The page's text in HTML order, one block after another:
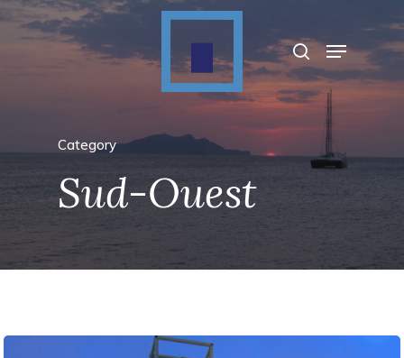
Appuyez sur Entrée pour rechercher ou sur
Category
Sud-Ouest